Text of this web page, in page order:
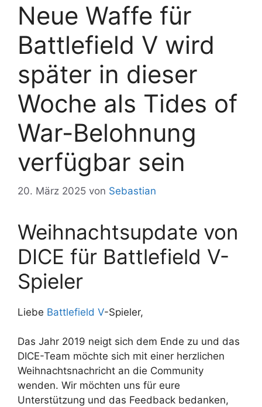
Neue Waffe für
Battlefield V wird
später in dieser
Woche als Tides of
War-Belohnung
verfügbar sein
20. März 2025 von Sebastian
Weihnachtsupdate von
DICE für Battlefield V-
Spieler
Liebe Battlefield V-Spieler,
Das Jahr 2019 neigt sich dem Ende zu und das
DICE-Team möchte sich mit einer herzlichen
Weihnachtsnachricht an die Community
wenden. Wir möchten uns für eure
Unterstützung und das Feedback bedanken,